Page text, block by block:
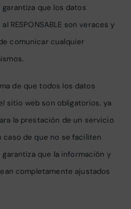
garantiza que los datos
RESPONSABLE son veraces y
comunicar cualquier
de que todos los datos
sitio web son obligatorios, ya
la prestación de un servicio
caso de que no se faciliten
que la información y
completamente ajustados